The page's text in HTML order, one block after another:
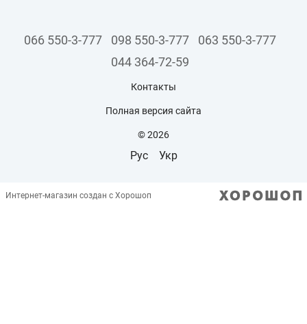
066 550-3-777 098 550-3-777
063 550-3-777
044 364-72-59
Контакты
Полная версия сайта
© 2026
Рус Укр
Интернет-магазин создан с Хорошоп